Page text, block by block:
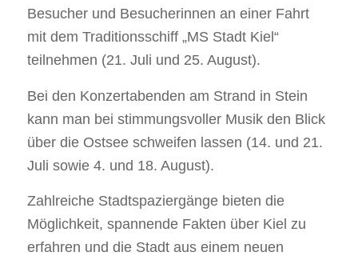
Besucher und Besucherinnen an einer Fahrt
mit dem Traditionsschiff „MS Stadt Kiel“
teilnehmen (21. Juli und 25. August).
Bei den Konzertabenden am Strand in Stein
kann man bei stimmungsvoller Musik den Blick
über die Ostsee schweifen lassen (14. und 21.
Juli sowie 4. und 18. August).
Zahlreiche Stadtspaziergänge bieten die
Möglichkeit, spannende Fakten über Kiel zu
erfahren und die Stadt aus einem neuen